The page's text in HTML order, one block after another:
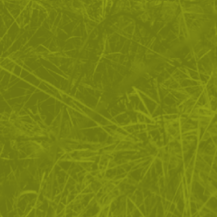
Ние използваме бисквитки, за да помогнем за
подобряване на нашите услуги и да подобрим вашето
ЗА ПАЗАРУВАНЕТО
ПОЛЕЗНО ЗА КЛИЕНТА
АБОНАМЕНТ ЗА БЮЛЕТИН
✓ нови продукти
✓ стартиращи разпродажби
✓ актуални намаления
✓ ексклузивни кампании
✓ ново от нашия блог